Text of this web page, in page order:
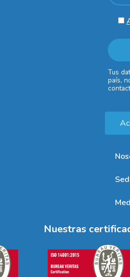
Tus
país,
Nuestras